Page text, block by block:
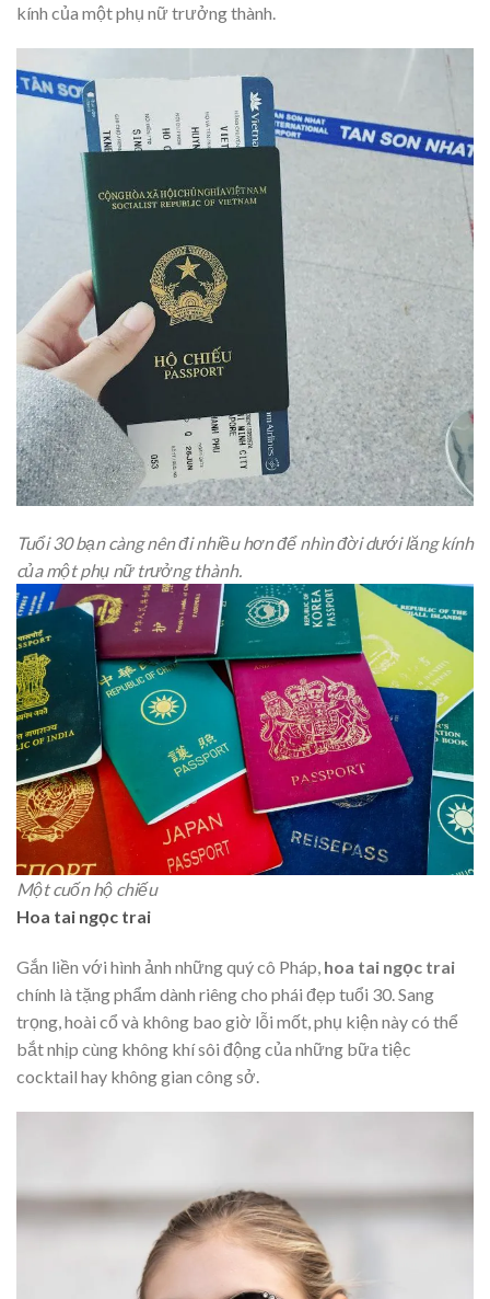
kính của một phụ nữ trưởng thành.
Tuổi 30 bạn càng nên đi nhiều hơn để nhìn đời dưới lăng kính
của một phụ nữ trưởng thành.
Một cuốn hộ chiếu
Hoa tai ngọc trai
Gắn liền với hình ảnh những quý cô Pháp, hoa tai ngọc trai
chính là tặng phẩm dành riêng cho phái đẹp tuổi 30. Sang
trọng, hoài cổ và không bao giờ lỗi mốt, phụ kiện này có thể
bắt nhịp cùng không khí sôi động của những bữa tiệc
cocktail hay không gian công sở.